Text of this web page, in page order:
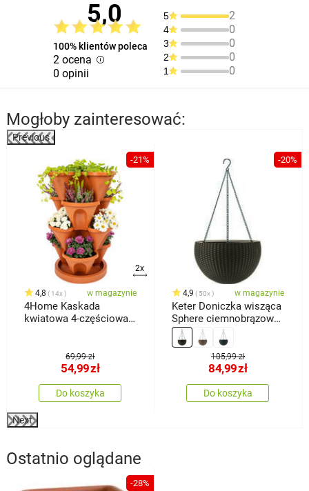
5,0
100% klientów poleca
2 ocena
0 opinii
5 2
4 0
3 0
2 0
1 0
Mogłoby zainteresować:
Previous
-21%
2x
4,8 14x w magazynie
4Home Kaskada
kwiatowa 4-częściowa,
69,99 zł
54,99zł
Do koszyka
-20%
4,9 50x w magazynie
Keter Doniczka wisząca
Sphere ciemnobrązowy,
śr. 35 cm
105,99 zł
84,99zł
Do koszyka
Next
Ostatnio oglądane
-28%